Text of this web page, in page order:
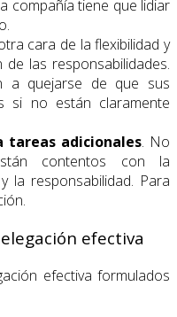
compañía tiene que lidiar
cara de la flexibilidad y
las responsabilidades.
a quejarse de que sus
si no están claramente
tareas adicionales. No
contentos con la
la responsabilidad. Para
efectiva
efectiva formulados